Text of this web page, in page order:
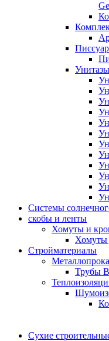
Унитазы
Системы
скобы и ленты
Хомуты и
Хомуты
Стройматериалы
Трубы
Сухие